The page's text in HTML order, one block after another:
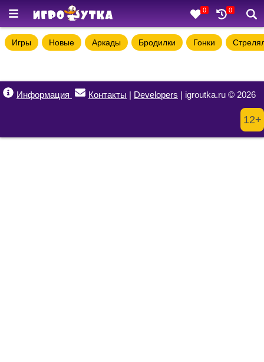
0 0
Игры Новые Аркады Бродилки Гонки
Информация Контакты | Developers | igroutka.ru © 2026
12+